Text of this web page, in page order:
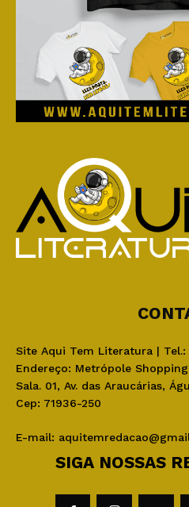
Site Aqui Tem Literatura | Tel.:
Endereço: Metrópole
Sala. 01, Av. das Araucárias,
Cep: 71936-250
E-mail:
SIGA NOSSAS